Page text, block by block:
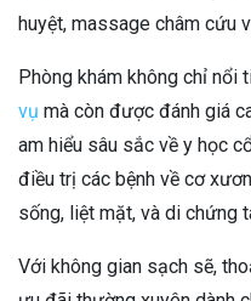
huyệt, massage châm cứu
Phòng khám không chỉ nổi
vụ mà còn được đánh giá
am hiểu sâu sắc về y học
điều trị các bệnh về cơ
sống, liệt mặt, và di chứng
Với không gian sạch sẽ,